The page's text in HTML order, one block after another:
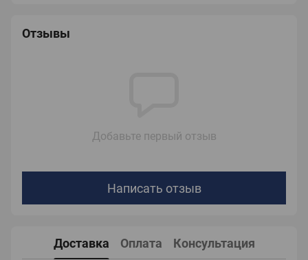
Отзывы
Добавьте первый отзыв
Написать отзыв
Доставка Оплата Консультация